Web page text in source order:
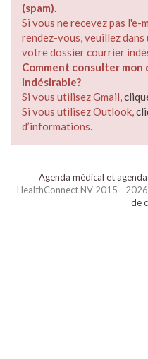
(spam).
Si vous ne recevez pas
rendez-vous, veuillez
votre dossier courrier
Comment consulter mon
indésirable?
Si vous utilisez Gmail,
Si vous utilisez Outlook,
d’informations.
Agenda médical et
HealthConnect NV 2015 -
de